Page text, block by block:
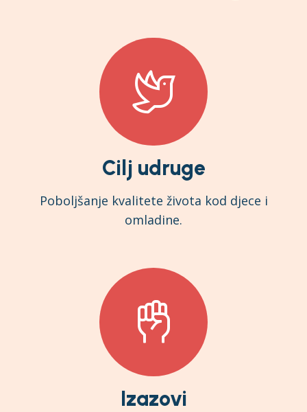
Cilj udruge
Poboljšanje kvalitete života kod djece i
omladine.
Izazovi